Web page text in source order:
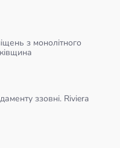
з монолітного
ззовні. Riviera